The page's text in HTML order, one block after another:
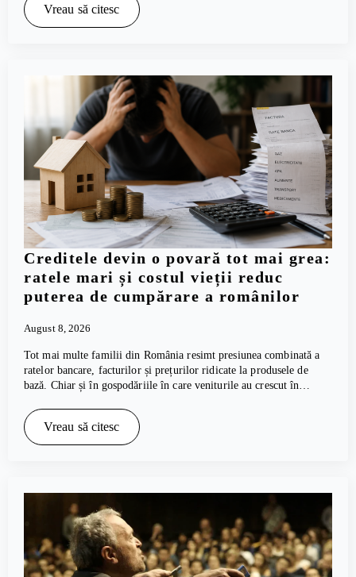
Vreau să citesc
Creditele devin o povară tot mai grea:
ratele mari și costul vieții reduc
puterea de cumpărare a românilor
August 8, 2026
Tot mai multe familii din România resimt presiunea combinată a
ratelor bancare, facturilor și prețurilor ridicate la produsele de
bază. Chiar și în gospodăriile în care veniturile au crescut în…
Vreau să citesc